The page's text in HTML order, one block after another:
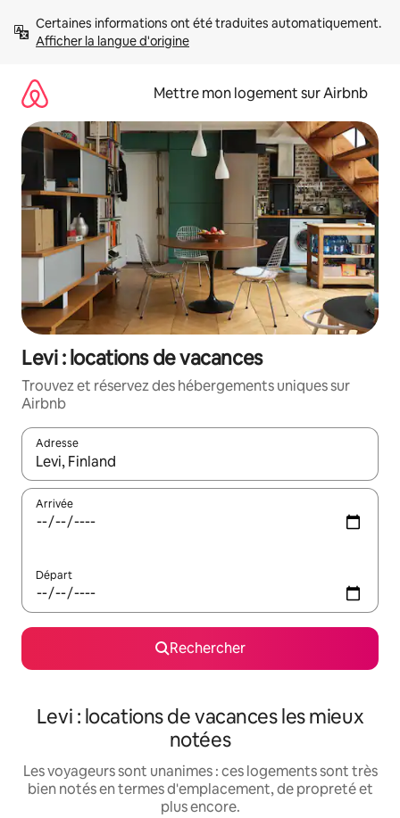
directement
Afficher la langue d'origine
Mettre mon logement sur Airbnb
Levi : locations de vacances
Trouvez et réservez des hébergements uniques sur
Airbnb
Adresse
Lorsque les résultats s'affichent, utilisez les flèches vers le
Arrivée
Départ
Rechercher
Levi : locations de vacances les mieux
notées
Les voyageurs sont unanimes : ces logements sont très
bien notés en termes d'emplacement, de propreté et
plus encore.